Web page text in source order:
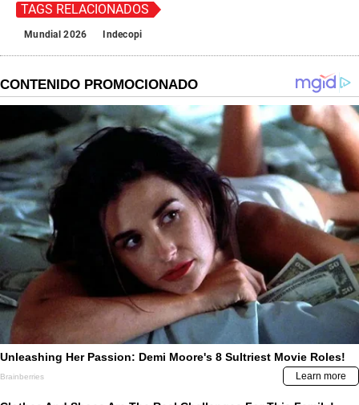
TAGS RELACIONADOS
Mundial 2026 Indecopi